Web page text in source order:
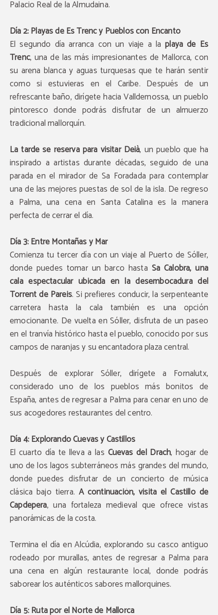
Palacio Real de la Almudaina.
Día 2: Playas de Es Trenc y Pueblos con Encanto
El segundo día arranca con un viaje a laplaya de Es
Trenc, una de las más impresionantes de Mallorca, con
su arena blanca y aguas turquesas que te harán sentir
como si estuvieras en el Caribe. Después de un
refrescante baño, dirígete hacia Valldemossa, un pueblo
pintoresco donde podrás disfrutar de un almuerzo
tradicional mallorquín.
La tarde se reserva para visitar Deià, un pueblo que ha
inspirado a artistas durante décadas, seguido de una
parada en el mirador de Sa Foradada para contemplar
una de las mejores puestas de sol de la isla. De regreso
a Palma, una cena en Santa Catalina es la manera
perfecta de cerrar el día.
Día 3: Entre Montañas y Mar
Comienza tu tercer día con un viaje al Puerto de Sóller,
donde puedes tomar un barco hasta Sa Calobra, una
cala espectacular ubicada en la desembocadura del
Torrent de Pareis. Si prefieres conducir, la serpenteante
carretera hasta la cala también es una opción
emocionante. De vuelta en Sóller, disfruta de un paseo
en el tranvía histórico hasta el pueblo, conocido por sus
campos de naranjas y su encantadora plaza central.
Después de explorar Sóller, dirígete a Fornalutx,
considerado uno de los pueblos más bonitos de
España, antes de regresar a Palma para cenar en uno de
sus acogedores restaurantes del centro.
Día 4: Explorando Cuevas y Castillos
El cuarto día te lleva a las Cuevas del Drach, hogar de
uno de los lagos subterráneos más grandes del mundo,
donde puedes disfrutar de un concierto de música
clásica bajo tierra. A continuación, visita el Castillo de
Capdepera, una fortaleza medieval que ofrece vistas
panorámicas de la costa.
Termina el día en Alcúdia, explorando su casco antiguo
rodeado por murallas, antes de regresar a Palma para
una cena en algún restaurante local, donde podrás
saborear los auténticos sabores mallorquines.
Día 5: Ruta por el Norte de Mallorca